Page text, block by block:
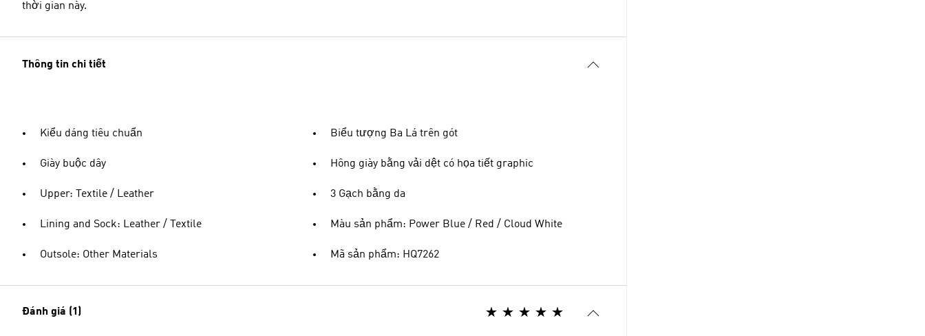
thời gian này.
Thông tin chi tiết
Kiểu dáng tiêu chuẩn
Giày buộc dây
Upper: Textile / Leather
Lining and Sock: Leather / Textile
Outsole: Other Materials
Biểu tượng Ba Lá trên gót
Hông giày bằng vải dệt có họa tiết graphic
3 Gạch bằng da
Màu sản phẩm: Power Blue / Red / Cloud White
Mã sản phẩm: HQ7262
Đánh giá (1)